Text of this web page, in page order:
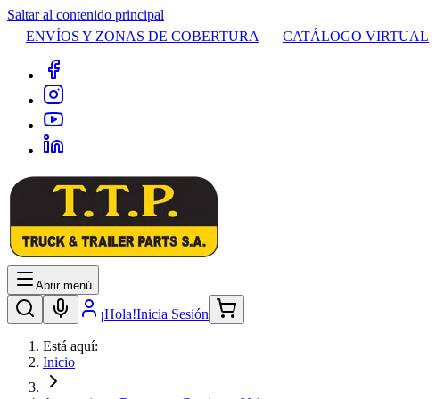
Saltar al contenido principal
ENVÍOS Y ZONAS DE COBERTURA
CATÁLOGO VIRTUAL
Abrir menú
¡Hola!Inicia Sesión
Está aquí:
Inicio